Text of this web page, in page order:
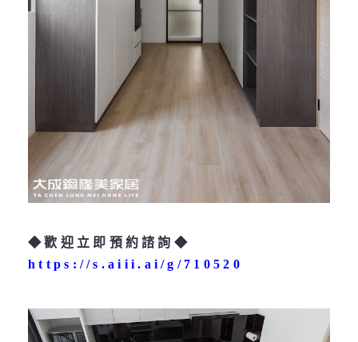
◆歡迎立即預約諮詢◆
https://s.aiii.ai/g/710520